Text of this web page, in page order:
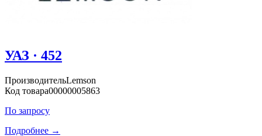
УАЗ · 452
ПроизводительLemson
Код товара00000005863
По запросу
Подробнее →